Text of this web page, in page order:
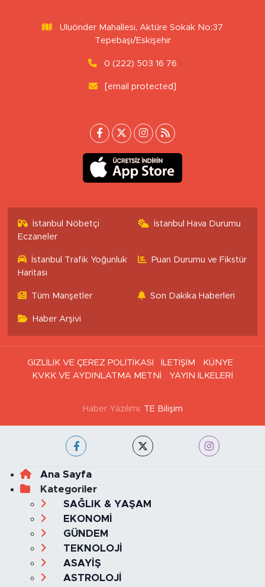
Uluönder Mahallesi, Aktüre Sokak No:37
Tepebaşı/Eskişehir
0 (222) 503 16 76
[email protected]
İstanbul Nöbetçi
Eczaneler
İstanbul Hava Durumu
İstanbul Trafik Yoğunluk
Haritası
Puan Durumu ve Fikstür
Tüm Manşetler Son Dakika Haberleri
Haber Arşivi
GİZLİLİK VE ÇEREZ POLİTİKASI İLETİŞİM
KÜNYE
KVKK VE AYDINLATMA METNİ
YAYIN İLKELERİ
Haber Yazılımı: TE Bilişim
Ana Sayfa
Kategoriler
SAĞLIK & YAŞAM
EKONOMİ
GÜNDEM
TEKNOLOJİ
ASAYİŞ
ASTROLOJİ